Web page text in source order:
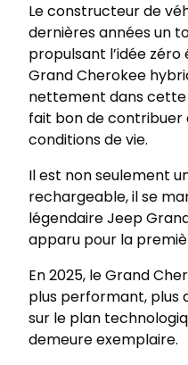
Le constructeur de
dernières années un
propulsant l’idée zéro
Grand Cherokee
nettement dans
fait bon de contribuer
conditions de vie.
Il est non seulement
rechargeable, il se
légendaire Jeep
apparu pour la
En 2025, le Grand
plus performant, plus
sur le plan
demeure exemplaire.